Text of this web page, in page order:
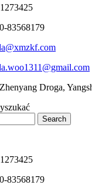
83568179
Droga,
83568179